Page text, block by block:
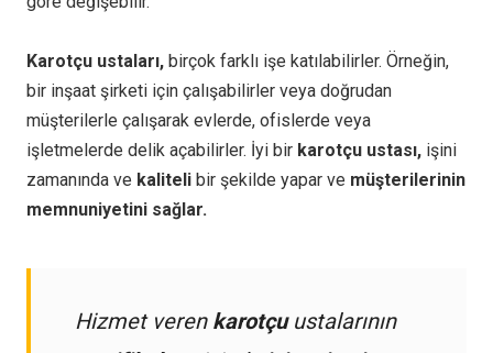
Karotçu ustaları, birçok farklı işe katılabilirler. Örneğin,
bir inşaat şirketi için çalışabilirler veya doğrudan
müşterilerle çalışarak evlerde, ofislerde veya
işletmelerde delik açabilirler. İyi bir karotçu ustası, işini
zamanında ve kaliteli bir şekilde yapar ve müşterilerinin
memnuniyetini sağlar.
Hizmet veren karotçuustalarının